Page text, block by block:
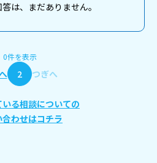
は、まだありません。
0件を表示
2 つぎへ
る相談についての
合わせはコチラ